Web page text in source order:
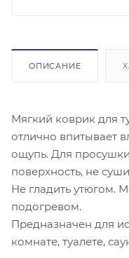
ОПИСАНИЕ
Мягкий коврик для
отлично впитывает
ощупь. Для
поверхность, не
Не гладить утюгом.
подогревом.
Предназначен для
комнате, туалете,